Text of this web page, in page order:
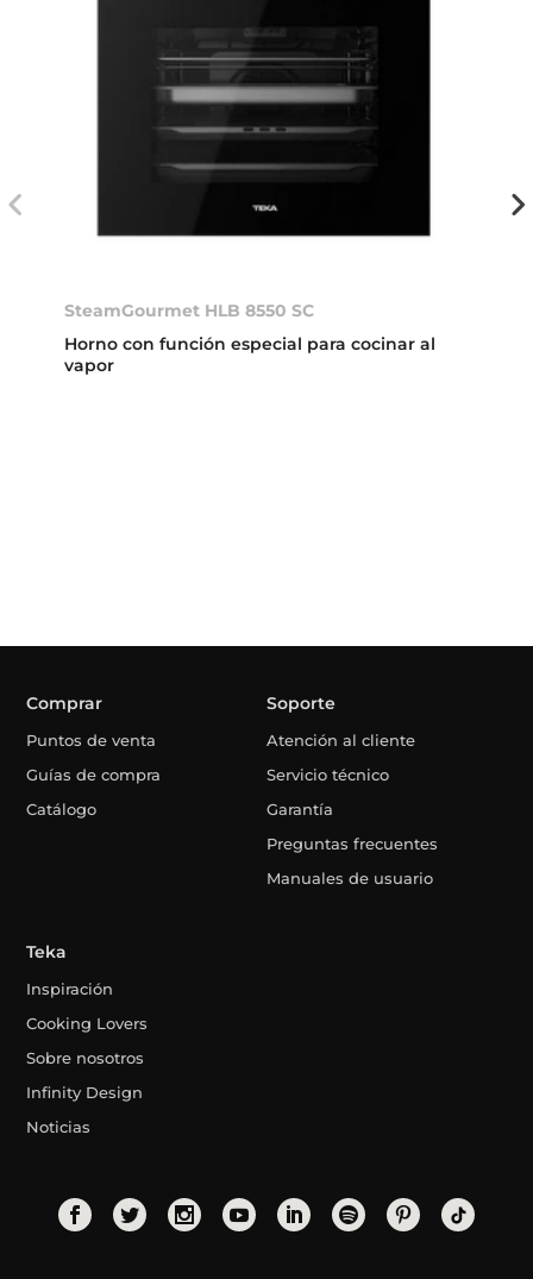
SteamGourmet HLB 8550 SC
Horno con función especial para cocinar al
vapor
Comprar
Puntos de venta
Guías de compra
Catálogo
Soporte
Atención al cliente
Servicio técnico
Garantía
Preguntas frecuentes
Manuales de usuario
Teka
Inspiración
Cooking Lovers
Sobre nosotros
Infinity Design
Noticias